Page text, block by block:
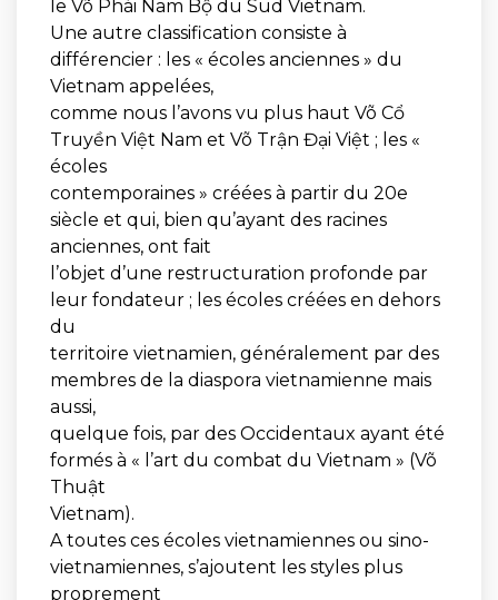
le Võ Phái Nam Bộ du Sud Vietnam.
Une autre classification consiste à
différencier : les « écoles anciennes » du
Vietnam appelées,
comme nous l’avons vu plus haut Võ Cổ
Truyền Việt Nam et Võ Trận Đại Việt ; les «
écoles
contemporaines » créées à partir du 20e
siècle et qui, bien qu’ayant des racines
anciennes, ont fait
l’objet d’une restructuration profonde par
leur fondateur ; les écoles créées en dehors
du
territoire vietnamien, généralement par des
membres de la diaspora vietnamienne mais
aussi,
quelque fois, par des Occidentaux ayant été
formés à « l’art du combat du Vietnam » (Võ
Thuật
Vietnam).
A toutes ces écoles vietnamiennes ou sino-
vietnamiennes, s’ajoutent les styles plus
proprement